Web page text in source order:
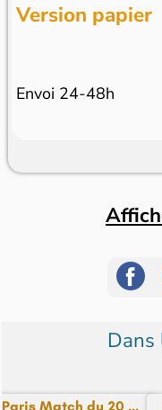
Version papier
Envoi 24-48h
Dans
Paris Match du 20 ...